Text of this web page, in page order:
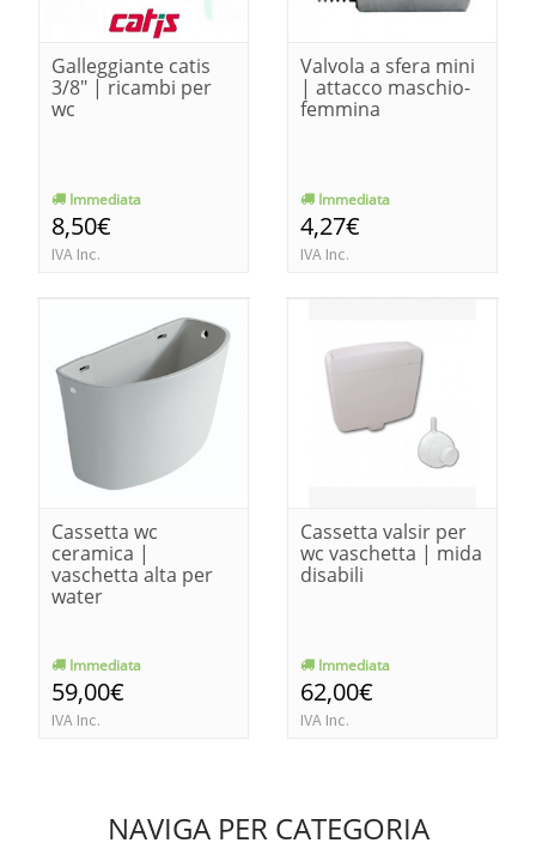
Galleggiante catis
3/8" | ricambi per
wc
Immediata
8,50€
IVA Inc.
Valvola a sfera mini
| attacco maschio-
femmina
Immediata
4,27€
IVA Inc.
Cassetta wc
ceramica |
vaschetta alta per
water
Immediata
59,00€
IVA Inc.
Cassetta valsir per
wc vaschetta | mida
disabili
Immediata
62,00€
IVA Inc.
NAVIGA PER CATEGORIA